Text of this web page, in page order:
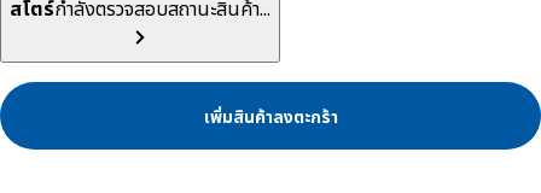
สโตร์กำลังตรวจสอบสถานะสินค้า...
เพิ่มสินค้าลงตะกร้า